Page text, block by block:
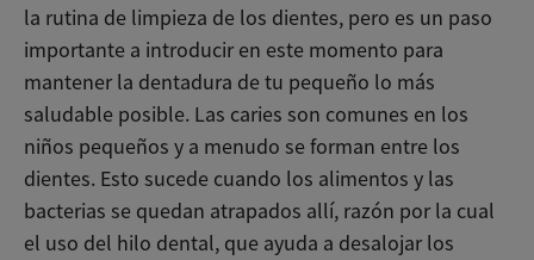
la rutina de limpieza de los dientes, pero es un paso
importante a introducir en este momento para
mantener la dentadura de tu pequeño lo más
saludable posible. Las caries son comunes en los
niños pequeños y a menudo se forman entre los
dientes. Esto sucede cuando los alimentos y las
bacterias se quedan atrapados allí, razón por la cual
el uso del hilo dental, que ayuda a desalojar los